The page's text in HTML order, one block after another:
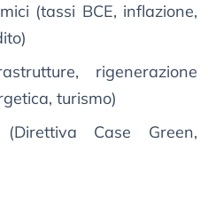
(tassi BCE, inflazione,
rigenerazione
turismo)
(Direttiva Case Green,